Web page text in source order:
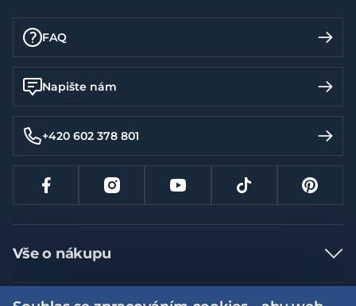
FAQ
Napište nám
+420 602 378 801
Vše o nákupu
Jak nakupovat